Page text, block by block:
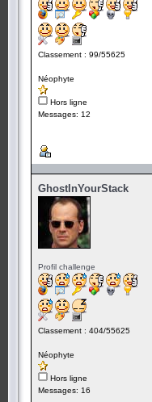
Classement : 99/55625
Néophyte
Hors ligne
Messages: 12
GhostInYourStack
Profil challenge
Classement : 404/55625
Néophyte
Hors ligne
Messages: 16